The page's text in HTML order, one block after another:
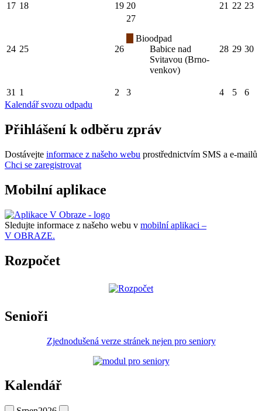
17 18 19 20 21 22 23
24 25 26
27
Bioodpad
Babice nad
Svitavou (Brno-
venkov)
28 29 30
31 1 2 3 4 5
6
Kalendář svozu odpadu
Přihlášení k odběru zpráv
Dostávejte informace z našeho webu prostřednictvím SMS a e-mailů
Chci se zaregistrovat
Mobilní aplikace
Sledujte informace z našeho webu v mobilní aplikaci –
V OBRAZE.
Rozpočet
Senioři
Zjednodušená verze stránek nejen pro seniory
Kalendář